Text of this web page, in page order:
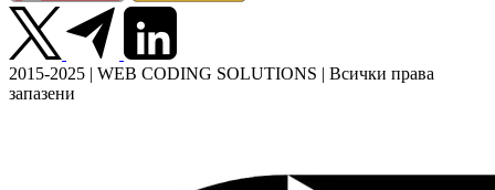
2015-2025 | WEB CODING SOLUTIONS | Всички права
запазени